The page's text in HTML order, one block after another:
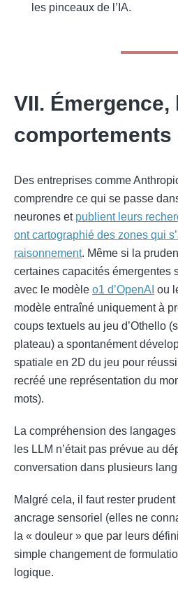
les pinceaux de l’IA.
VII. Émergence,
comportements
Des entreprises comme
comprendre ce qui se passe
neurones et publient leurs
ont cartographié des zones qui
raisonnement. Même si la
certaines capacités émergentes
avec le modèle o1 d’OpenAI ou
modèle entraîné uniquement à
coups textuels au jeu d’Othello
plateau) a spontanément
spatiale en 2D du jeu pour
recréé une représentation du
mots).
La compréhension des
les LLM n’était pas prévue au
conversation dans plusieurs
Malgré cela, il faut rester prudent
ancrage sensoriel (elles ne
la « douleur » que par leurs
simple changement de
logique.